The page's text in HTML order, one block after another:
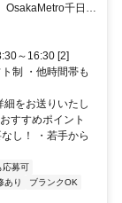
千日前
千日前線 日本橋
分/直行直帰OK
～16:30 [2]
制 ・他時間帯も
をお送りいたし
すすめポイント
し！ ・若手から
応募可
あり
ブランクOK